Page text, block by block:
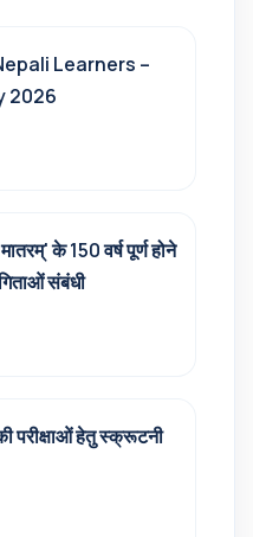
Learners –
2026
के 150 वर्ष पूर्ण होने
संबंधी
परीक्षाओं हेतु स्क्रूटनी